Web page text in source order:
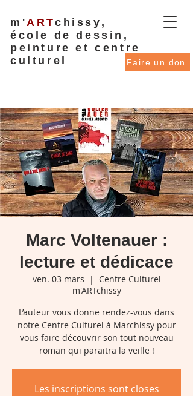
m'ARTchissy,
école de dessin,
peinture et centre
culturel
Faire un don
Marc Voltenauer :
lecture et dédicace
ven. 03 mars
  |
Centre Culturel
m'ARTchissy
L’auteur vous donne rendez-vous dans
notre Centre Culturel à Marchissy pour
vous faire découvrir son tout nouveau
roman qui paraitra la veille !
Les inscriptions sont closes